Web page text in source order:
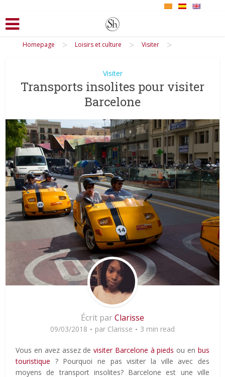
Homepage > Loisirs et culture > Visiter >
Visiter
Transports insolites pour visiter
Barcelone
Écrit parClarisse
09/03/2018 par Clarisse 3 min read
Vous en avez assez devisiter Barcelone à pieds ou en bus
touristique ? Pourquoi ne pas visiter la ville avec des
moyens de transport insolites? Barcelone est une ville